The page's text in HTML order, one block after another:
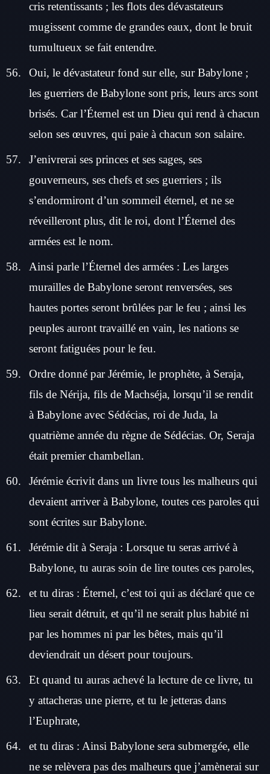
cris retentissants ; les flots des dévastateurs
mugissent comme de grandes eaux, dont le bruit
tumultueux se fait entendre.
Oui, le dévastateur fond sur elle, sur Babylone ;
les guerriers de Babylone sont pris, leurs arcs sont
brisés. Car l’Éternel est un Dieu qui rend à chacun
selon ses œuvres, qui paie à chacun son salaire.
J’enivrerai ses princes et ses sages, ses
gouverneurs, ses chefs et ses guerriers ; ils
s’endormiront d’un sommeil éternel, et ne se
réveilleront plus, dit le roi, dont l’Éternel des
armées est le nom.
Ainsi parle l’Éternel des armées : Les larges
murailles de Babylone seront renversées, ses
hautes portes seront brûlées par le feu ; ainsi les
peuples auront travaillé en vain, les nations se
seront fatiguées pour le feu.
Ordre donné par Jérémie, le prophète, à Seraja,
fils de Nérija, fils de Machséja, lorsqu’il se rendit
à Babylone avec Sédécias, roi de Juda, la
quatrième année du règne de Sédécias. Or, Seraja
était premier chambellan.
Jérémie écrivit dans un livre tous les malheurs qui
devaient arriver à Babylone, toutes ces paroles qui
sont écrites sur Babylone.
Jérémie dit à Seraja : Lorsque tu seras arrivé à
Babylone, tu auras soin de lire toutes ces paroles,
et tu diras : Éternel, c’est toi qui as déclaré que ce
lieu serait détruit, et qu’il ne serait plus habité ni
par les hommes ni par les bêtes, mais qu’il
deviendrait un désert pour toujours.
Et quand tu auras achevé la lecture de ce livre, tu
y attacheras une pierre, et tu le jetteras dans
l’Euphrate,
et tu diras : Ainsi Babylone sera submergée, elle
ne se relèvera pas des malheurs que j’amènerai sur